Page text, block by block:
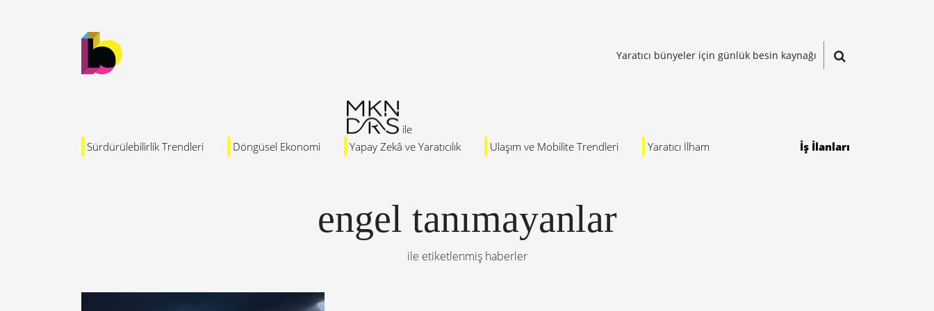
Yaratıcı bünyeler için günlük besin kaynağı
Sürdürülebilirlik Trendleri Döngüsel Ekonomi Yapay Zekâ ve Yaratıcılık Ulaşım ve Mobilite Trendleri Yaratıcı İlham İş İlanları
engel tanımayanlar
ile etiketlenmiş haberler